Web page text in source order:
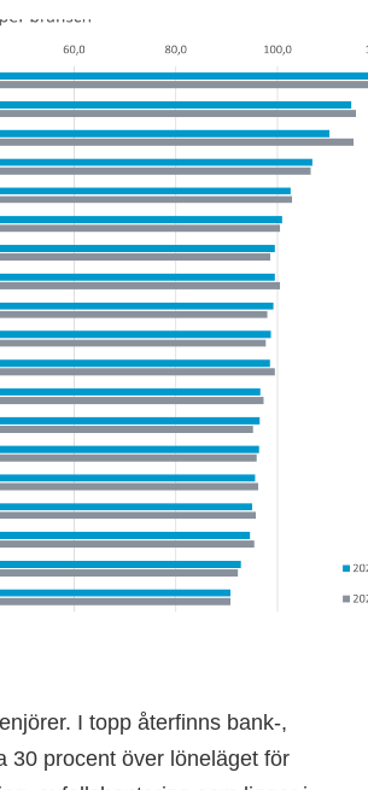
I topp återfinns bank-,
30 procent över löneläget för